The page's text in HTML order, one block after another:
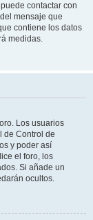
contactar con
mensaje que
contiene los datos
medidas.
Los usuarios
de Control de
y poder así
el foro, los
Si añade un
ocultos.